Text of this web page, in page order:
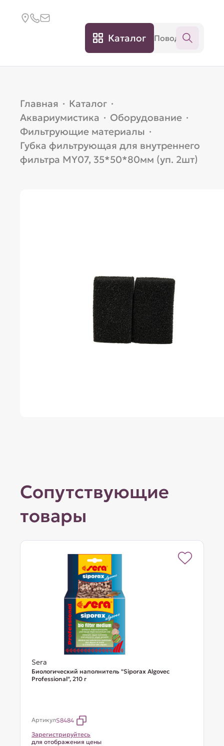
Каталог
Главная · Каталог ·
Аквариумистика · Оборудование ·
Фильтрующие материалы ·
Губка фильтрующая для внутреннего
фильтра MY07, 35*50*80мм (уп. 2шт)
Сопутствующие
товары
Sera
Биологический наполнитель "Siporax Algovec
Professional", 210 г
АртикулS8484
Зарегистрируйтесь
для отображения цены